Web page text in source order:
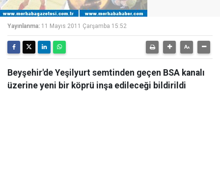
Yayınlanma: 11 Mayıs 2011 Çarşamba 15:52
Beyşehir'de Yeşilyurt semtinden geçen BSA kanalı
üzerine yeni bir köprü inşa edileceği bildirildi